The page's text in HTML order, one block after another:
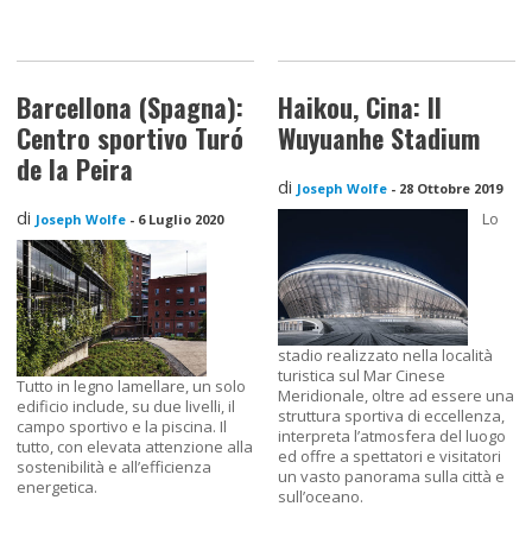
Barcellona (Spagna):
Centro sportivo Turó
de la Peira
di Joseph Wolfe - 6 Luglio 2020
Tutto in legno lamellare, un solo
edificio include, su due livelli, il
campo sportivo e la piscina. Il
tutto, con elevata attenzione alla
sostenibilità e all’efficienza
energetica.
Haikou, Cina: Il
Wuyuanhe Stadium
di Joseph Wolfe - 28 Ottobre 2019
Lo
stadio realizzato nella località
turistica sul Mar Cinese
Meridionale, oltre ad essere una
struttura sportiva di eccellenza,
interpreta l’atmosfera del luogo
ed offre a spettatori e visitatori
un vasto panorama sulla città e
sull’oceano.